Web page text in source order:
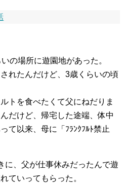
の場所に遊園地があった。
れたんだけど、3歳くらいの頃
トを食べたくて父にねだりま
だけど、帰宅した途端、体中
て以来、母に「ﾌﾗﾝｸﾌﾙﾄ禁止
に、父が仕事休みだったんで遊
ていってもらった。